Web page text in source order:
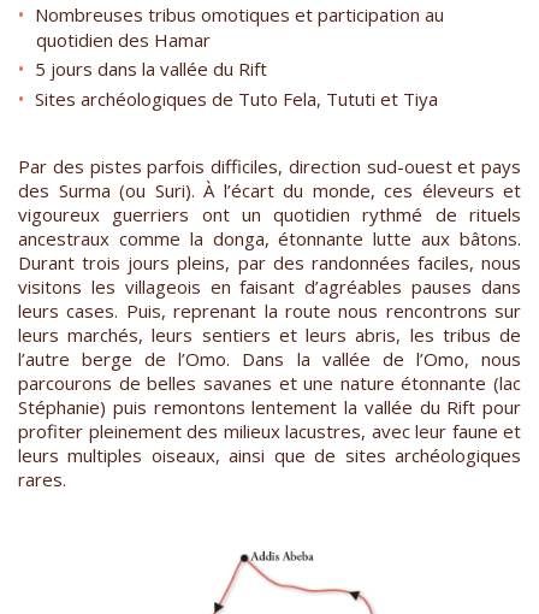
Nombreuses tribus omotiques et participation au
quotidien des Hamar
5 jours dans la vallée du Rift
Sites archéologiques de Tuto Fela, Tututi et Tiya
Par des pistes parfois difficiles, direction sud-ouest et pays
des Surma (ou Suri). À l’écart du monde, ces éleveurs et
vigoureux guerriers ont un quotidien rythmé de rituels
ancestraux comme la donga, étonnante lutte aux bâtons.
Durant trois jours pleins, par des randonnées faciles, nous
visitons les villageois en faisant d’agréables pauses dans
leurs cases. Puis, reprenant la route nous rencontrons sur
leurs marchés, leurs sentiers et leurs abris, les tribus de
l’autre berge de l’Omo. Dans la vallée de l’Omo, nous
parcourons de belles savanes et une nature étonnante (lac
Stéphanie) puis remontons lentement la vallée du Rift pour
profiter pleinement des milieux lacustres, avec leur faune et
leurs multiples oiseaux, ainsi que de sites archéologiques
rares.